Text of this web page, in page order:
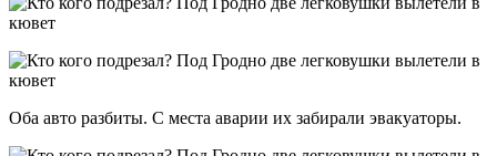
Оба авто разбиты. С места аварии их забирали эвакуаторы.